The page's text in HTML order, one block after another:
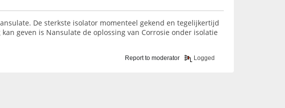
De sterkste isolator momenteel gekend en tegelijkertijd
geven is Nansulate de oplossing van Corrosie onder isolatie
Report to moderator Logged